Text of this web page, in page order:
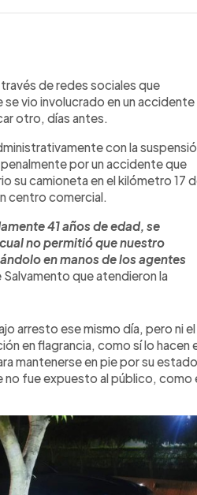
de redes sociales que
vio involucrado en un accidente
otro, días antes.
con la
por un accidente que
su camioneta en el kilómetro 17
centro comercial.
41 años de edad, se
no permitió que nuestro
en manos de los agentes
que atendieron la
arresto ese mismo día, pero ni el
en flagrancia, como sí lo hacen
mantenerse en pie por su estado
fue expuesto al público, como